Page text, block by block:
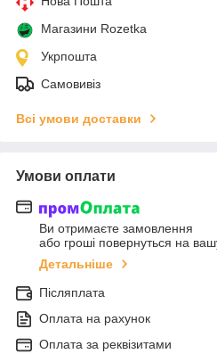
Магазини Rozetka
Укрпошта
Самовивіз
Всі умови доставки
Умови оплати
Ви отримаєте замовлення
або гроші повернуться на
Детальніше
Післяплата
Оплата на рахунок
Оплата за реквізитами